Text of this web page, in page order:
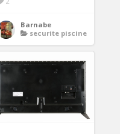
Barnabe
securite piscine